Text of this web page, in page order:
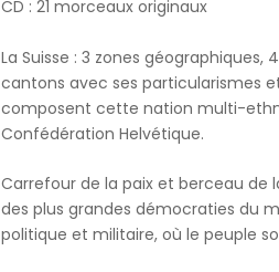
CD : 21 morceaux originaux
La Suisse : 3 zones géographiques,
cantons avec ses particularismes
composent cette nation multi-
Confédération Helvétique.
Carrefour de la paix et berceau de
des plus grandes démocraties du
politique et militaire, où le peuple